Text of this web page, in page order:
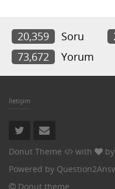
20,359 Soru
73,672
Yorum
İletişim
Donut Theme with by
Powered by
Donut theme